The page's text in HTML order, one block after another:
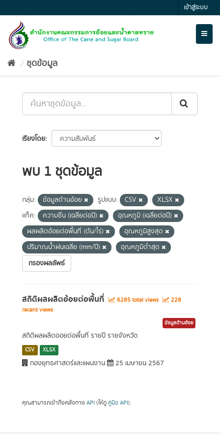
to
content
เข้าสู่ระบบ
ชุดข้อมูล
เรียงโดย
พบ 1 ชุดข้อมูล
กลุ่ม: ข้อมูลด้านอ้อย รูปแบบ: CSV
XLSX
แท็ค:
ความชื่น (เฉลี่ยต่อปี)
อุณหภูมิ (เฉลี่ยต่อปี)
ผลผลิตอ้อยต่อพื้นที่ (ตัน/ไร่)
อุณหภูมิสูงสุด
ปริมาณน้ำฝนเฉลี่ย (mm/ปี)
อุณหภูมิต่ำสุด
กรองผลลัพธ์
สถิติผลผลิตอ้อยต่อพื้นที่ 6285 total views
228
recent views
ข้อมูลด้านอ้อย
สถิติผลผลิตออยต่อพื้นที่ รายปี รายจังหวัด
CSV XLSX
กองยุทธศาสตร์และแผนงาน 25 เมษายน 2567
คุณสามารถเข้าถึงคลังทาง API (ให้ดู คู่มือ API).